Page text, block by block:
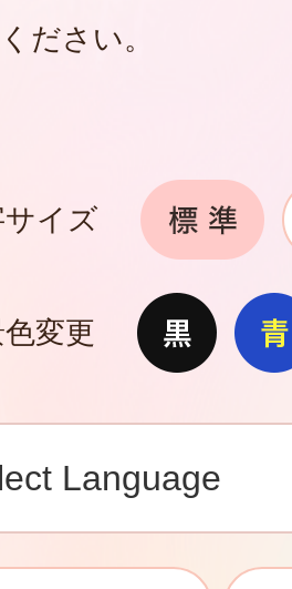
ださい。
イズ
変更